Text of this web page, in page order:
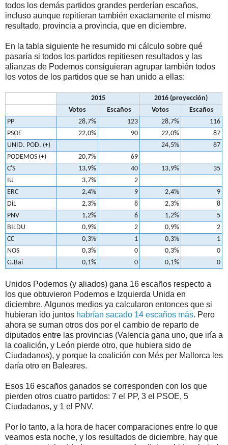
todos los demás partidos grandes perderían escaños,
incluso aunque repitieran también exactamente el mismo
resultado, provincia a provincia, que en diciembre.
En la tabla siguiente he resumido mi cálculo sobre qué
pasaría si todos los partidos repitiesen resultados y las
alianzas de Podemos consiguieran agrupar también todos
los votos de los partidos que se han unido a ellas:
2015
2016 (proyección)
Votos
Escaños Votos
Escaños
PP
28,7% 123 28,7%
116
PSOE
22,0% 90 22,0%
87
UNID. POD. (+)
24,5%
87
PODEMOS (+)
20,7%
69
C'S
13,9% 40 13,9%
35
IU
3,7%
2
ERC
2,4% 9 2,4%
9
DiL
2,3% 8 2,3%
8
PNV
1,2% 6 1,2%
5
BILDU
0,9% 2 0,9%
2
CC
0,3% 1 0,3%
1
NOS
0,3% 0 0,3%
0
G.Bai
0,1% 0 0,1% 0
Unidos Podemos (y aliados) gana 16 escaños respecto a
los que obtuvieron Podemos e Izquierda Unida en
diciembre. Algunos medios ya calcularon entonces que si
hubieran ido juntos habrían sacado 14 escaños más. Pero
ahora se suman otros dos por el cambio de reparto de
diputados entre las provincias (Valencia gana uno, que iría a
la coalición, y León pierde otro, que hubiera sido de
Ciudadanos), y porque la coalición con Més per Mallorca les
daría otro en Baleares.
Esos 16 escaños ganados se corresponden con los que
pierden otros cuatro partidos: 7 el PP, 3 el PSOE, 5
Ciudadanos, y 1 el PNV.
Por lo tanto, a la hora de hacer comparaciones entre lo que
veamos esta noche, y los resultados de diciembre, hay que